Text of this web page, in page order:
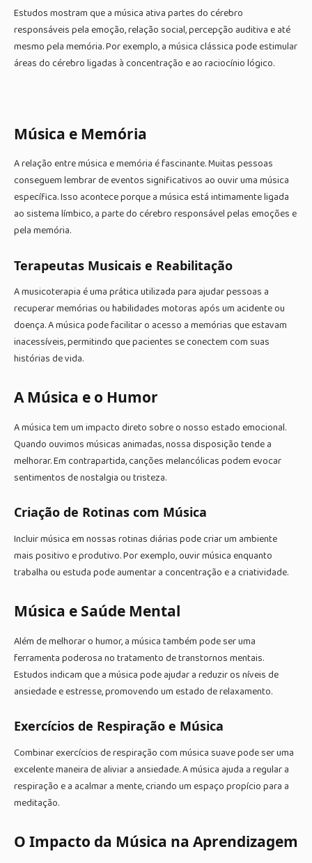
Estudos mostram que a música ativa partes do cérebro
responsáveis pela emoção, relação social, percepção auditiva e até
mesmo pela memória. Por exemplo, a música clássica pode estimular
áreas do cérebro ligadas à concentração e ao raciocínio lógico.
Música e Memória
A relação entre música e memória é fascinante. Muitas pessoas
conseguem lembrar de eventos significativos ao ouvir uma música
específica. Isso acontece porque a música está intimamente ligada
ao sistema límbico, a parte do cérebro responsável pelas emoções e
pela memória.
Terapeutas Musicais e Reabilitação
A musicoterapia é uma prática utilizada para ajudar pessoas a
recuperar memórias ou habilidades motoras após um acidente ou
doença. A música pode facilitar o acesso a memórias que estavam
inacessíveis, permitindo que pacientes se conectem com suas
histórias de vida.
A Música e o Humor
A música tem um impacto direto sobre o nosso estado emocional.
Quando ouvimos músicas animadas, nossa disposição tende a
melhorar. Em contrapartida, canções melancólicas podem evocar
sentimentos de nostalgia ou tristeza.
Criação de Rotinas com Música
Incluir música em nossas rotinas diárias pode criar um ambiente
mais positivo e produtivo. Por exemplo, ouvir música enquanto
trabalha ou estuda pode aumentar a concentração e a criatividade.
Música e Saúde Mental
Além de melhorar o humor, a música também pode ser uma
ferramenta poderosa no tratamento de transtornos mentais.
Estudos indicam que a música pode ajudar a reduzir os níveis de
ansiedade e estresse, promovendo um estado de relaxamento.
Exercícios de Respiração e Música
Combinar exercícios de respiração com música suave pode ser uma
excelente maneira de aliviar a ansiedade. A música ajuda a regular a
respiração e a acalmar a mente, criando um espaço propício para a
meditação.
O Impacto da Música na Aprendizagem